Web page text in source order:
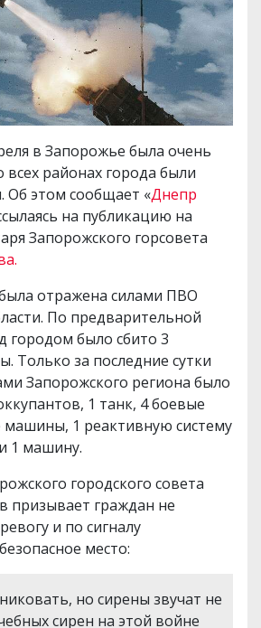
в Запорожье была очень
всех районах города были
этом сообщает «Днепр
на публикацию на
Запорожского горсовета
отражена силами ПВО
По предварительной
городом было сбито 3
Только за последние сутки
Запорожского региона было
1 танк, 4 боевые
1 реактивную систему
1 машину.
городского совета
призывает граждан не
и по сигналу
место:
но сирены звучат не
сирен на этой войне